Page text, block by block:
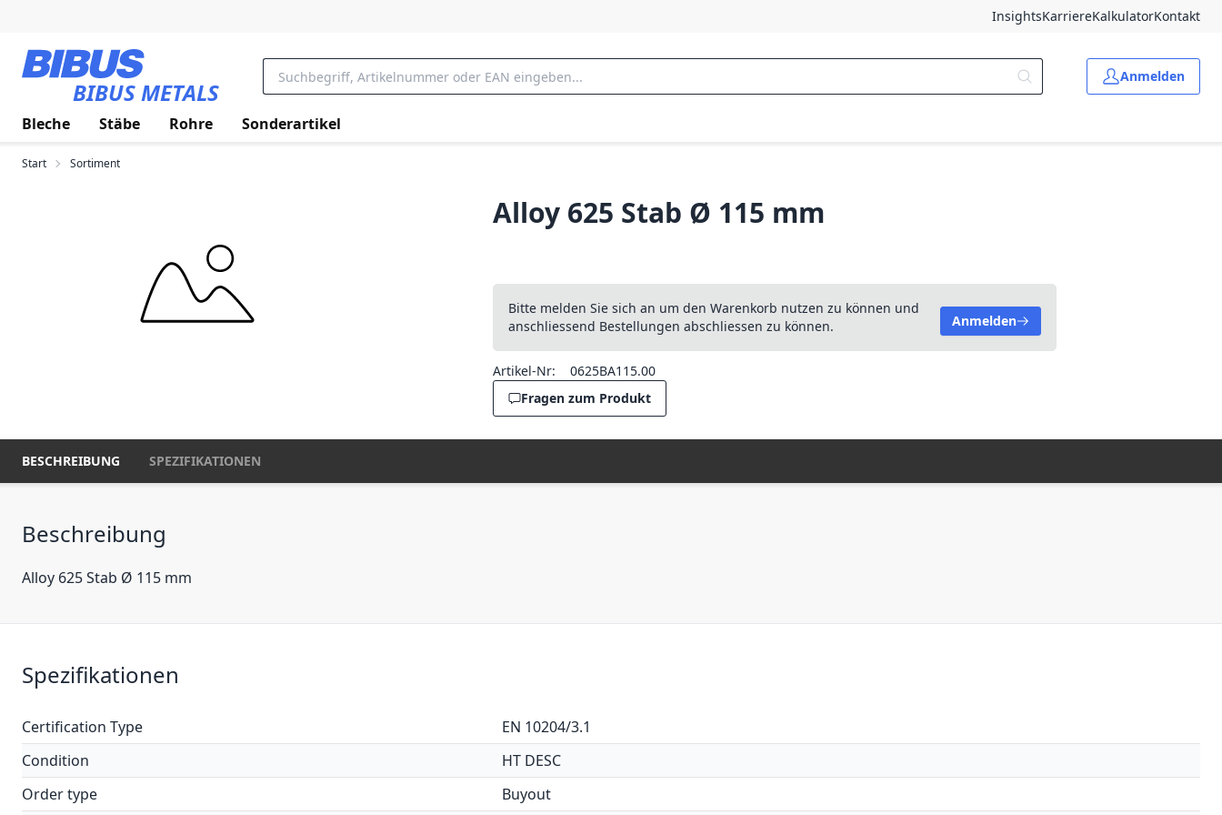
InsightsKarriereKalkulatorKontakt
BIBUS METALS
Anmelden
Bleche Stäbe Rohre Sonderartikel
Start Sortiment
Alloy 625 Stab Ø 115 mm
Bitte melden Sie sich an um den Warenkorb nutzen zu können und
anschliessend Bestellungen abschliessen zu können.
Anmelden
Artikel-Nr:
0625BA115.00
Fragen zum Produkt
BESCHREIBUNG SPEZIFIKATIONEN
Beschreibung
Alloy 625 Stab Ø 115 mm
Spezifikationen
Certification Type
EN 10204/3.1
Condition
HT DESC
Order type
Buyout